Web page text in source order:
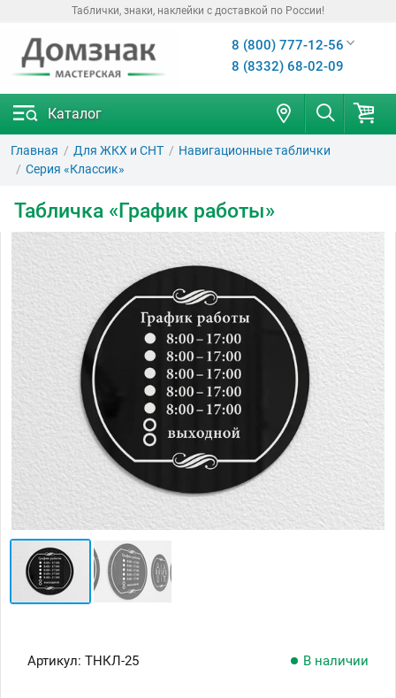
Таблички, знаки, наклейки с доставкой по России!
8 (800) 777-12-56
8 (8332) 68-02-09
Каталог
Главная Для ЖКХ и СНТ
Навигационные таблички
Серия «Классик»
Табличка «График работы»
Артикул: ТНКЛ-25 В наличии